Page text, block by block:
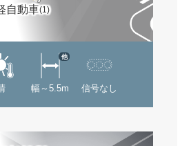
自動車(1)
幅～5.5m
他
信号なし